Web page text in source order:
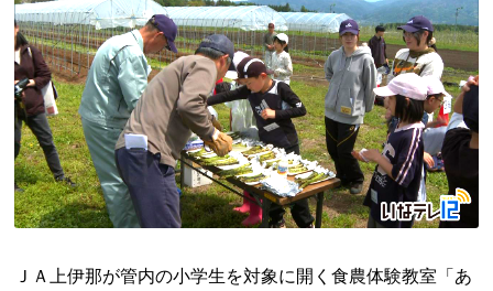
ＪＡ上伊那が管内の小学生を対象に開く食農体験教室「あ